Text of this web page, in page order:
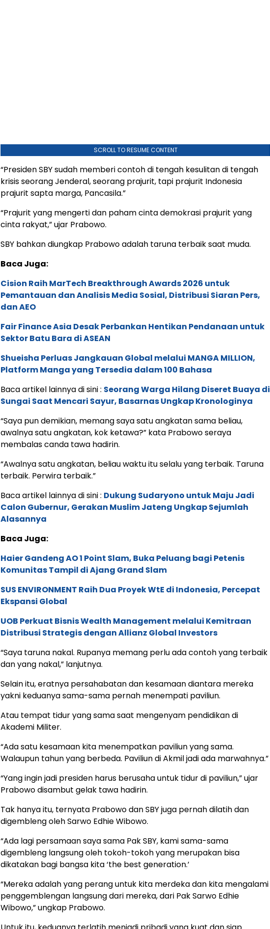
SCROLL TO RESUME CONTENT
“Presiden SBY sudah memberi contoh di tengah kesulitan di tengah
krisis seorang Jenderal, seorang prajurit, tapi prajurit Indonesia
prajurit sapta marga, Pancasila.”
“Prajurit yang mengerti dan paham cinta demokrasi prajurit yang
cinta rakyat,” ujar Prabowo.
SBY bahkan diungkap Prabowo adalah taruna terbaik saat muda.
Baca Juga:
Cision Raih MarTech Breakthrough Awards 2026 untuk
Pemantauan dan Analisis Media Sosial, Distribusi Siaran Pers,
dan AEO
Fair Finance Asia Desak Perbankan Hentikan Pendanaan untuk
Sektor Batu Bara di ASEAN
Shueisha Perluas Jangkauan Global melalui MANGA MILLION,
Platform Manga yang Tersedia dalam 100 Bahasa
Baca artikel lainnya di sini : Seorang Warga Hilang Diseret Buaya di
Sungai Saat Mencari Sayur, Basarnas Ungkap Kronologinya
“Saya pun demikian, memang saya satu angkatan sama beliau,
awalnya satu angkatan, kok ketawa?” kata Prabowo seraya
membalas canda tawa hadirin.
“Awalnya satu angkatan, beliau waktu itu selalu yang terbaik. Taruna
terbaik. Perwira terbaik.”
Baca artikel lainnya di sini : Dukung Sudaryono untuk Maju Jadi
Calon Gubernur, Gerakan Muslim Jateng Ungkap Sejumlah
Alasannya
Baca Juga:
Haier Gandeng AO 1 Point Slam, Buka Peluang bagi Petenis
Komunitas Tampil di Ajang Grand Slam
SUS ENVIRONMENT Raih Dua Proyek WtE di Indonesia, Percepat
Ekspansi Global
UOB Perkuat Bisnis Wealth Management melalui Kemitraan
Distribusi Strategis dengan Allianz Global Investors
“Saya taruna nakal. Rupanya memang perlu ada contoh yang terbaik
dan yang nakal,” lanjutnya.
Selain itu, eratnya persahabatan dan kesamaan diantara mereka
yakni keduanya sama-sama pernah menempati paviliun.
Atau tempat tidur yang sama saat mengenyam pendidikan di
Akademi Militer.
“Ada satu kesamaan kita menempatkan paviliun yang sama.
Walaupun tahun yang berbeda. Paviliun di Akmil jadi ada marwahnya.”
“Yang ingin jadi presiden harus berusaha untuk tidur di paviliun,” ujar
Prabowo disambut gelak tawa hadirin.
Tak hanya itu, ternyata Prabowo dan SBY juga pernah dilatih dan
digembleng oleh Sarwo Edhie Wibowo.
“Ada lagi persamaan saya sama Pak SBY, kami sama-sama
digembleng langsung oleh tokoh-tokoh yang merupakan bisa
dikatakan bagi bangsa kita ‘the best generation.’
“Mereka adalah yang perang untuk kita merdeka dan kita mengalami
penggemblengan langsung dari mereka, dari Pak Sarwo Edhie
Wibowo,” ungkap Prabowo.